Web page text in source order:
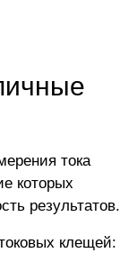
тока
которых
результатов.
клещей: